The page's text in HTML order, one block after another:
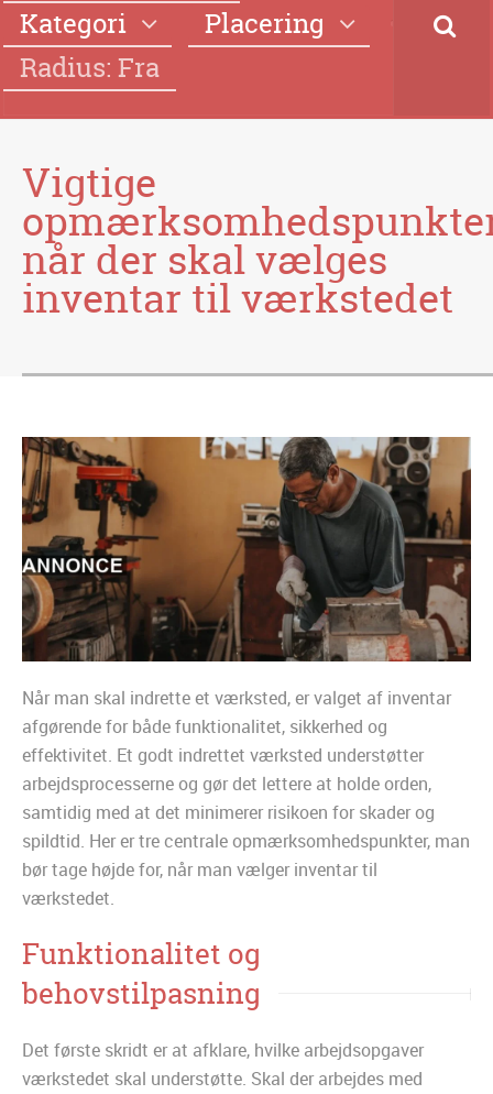
Kategori
Placering
Radius: Fra
Vigtige
når der skal vælges
inventar til værkstedet
Når man skal indrette et værksted, er valget af inventar
afgørende for både funktionalitet, sikkerhed og
effektivitet. Et godt indrettet værksted understøtter
arbejdsprocesserne og gør det lettere at holde orden,
samtidig med at det minimerer risikoen for skader og
spildtid. Her er tre centrale opmærksomhedspunkter, man
bør tage højde for, når man vælger inventar til
værkstedet.
Funktionalitet og
behovstilpasning
Det første skridt er at afklare, hvilke arbejdsopgaver
værkstedet skal understøtte. Skal der arbejdes med